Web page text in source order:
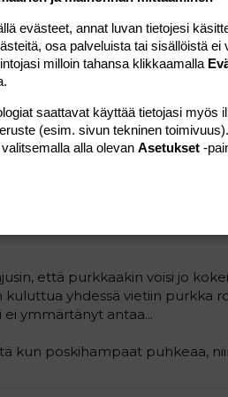
korvatulehduksia, ja jostain olen
siitä olisi hyötyä. En tiedä
xylitolin aloittamisen
jossa oli juuri
vatsa kestänyt hyvin
että purkkaakin voisi jo
yhdessä vietiin purkka
ymmärtänyt antaa...
kun poskihampaat puhkeaa,
evästeet, annat luvan tietojesi
osa palveluista tai sisällöistä ei
milloin tahansa klikkaamalla
saattavat käyttää tietojasi myös
(esim. sivun tekninen
alla olevan Asetukset -